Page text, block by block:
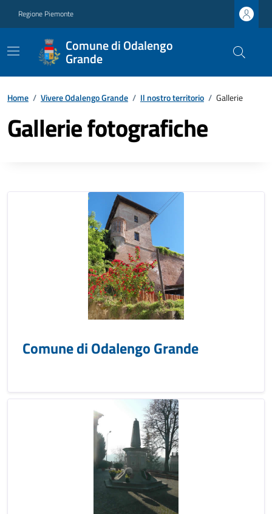
Regione Piemonte
Comune di Odalengo
Grande
Home / Vivere Odalengo Grande / Il nostro territorio / Gallerie
Gallerie fotografiche
Comune di Odalengo Grande